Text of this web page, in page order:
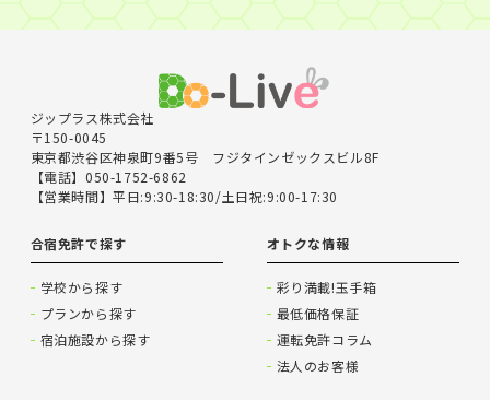
第四条（入校条件）
ことはできません。但し、自動車教習所（学校）の許可がある
ときは、その限りではありません。その際、発生する別途料金
等をお客様が承諾する場合はお受けすることもあります。 中途
退校や転校及び一時帰宅をされる場合の交通費は支給されませ
ん。（別途支給規定している自動車教習所（学校）を除く）
複数でお申込みいただいた後、⼀部のお客様が本契約を変更ま
たは解除した場合、他のお客様の契約条件が変更となります。
条件変更により差額が発生する場合は差額分もお支払いいただ
当社はお客様が次に該当する場合は、お申込みの承諾後や本契
約が成立した後であっても、募集型企画旅行契約の締結に応じ
ない場合があります。
※旅行条件説明書補足参照
１)お申込み時に虚偽の申告があったとき
２)持病、心身の障がい、アレルギー、妊娠又は妊娠の可能性が
あり特別な配慮が必要であることを知ったとき
ジップラス株式会社
〒150-0045
東京都渋谷区神泉町9番5号 フジタインゼックスビル8F
【電話】050-1752-6862
【営業時間】平日:9:30-18:30/土日祝:9:00-17:30
合宿免許で探す
学校から探す
プランから探す
宿泊施設から探す
オトクな情報
彩り満載!玉手箱
最低価格保証
運転免許コラム
法人のお客様